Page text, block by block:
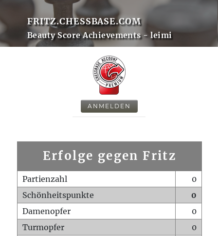
FRITZ.CHESSBASE.COM
Beauty Score Achievements - leimi
ANMELDEN
Erfolge gegen Fritz
Partienzahl
0
Schönheitspunkte
0
Damenopfer
0
Turmopfer
0